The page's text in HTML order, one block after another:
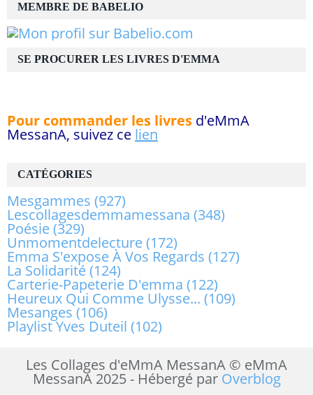
CATÉGORIES
Mesgammes (927)
Lescollagesdemmamessana (348)
Poésie(329)
Unmomentdelecture(172)
Emma S'expose À Vos Regards (127)
La Solidarité(124)
Carterie-Papeterie D'emma (122)
Heureux Qui Comme Ulysse... (109)
Mesanges (106)
Playlist Yves Duteil (102)
MEMBRE DE BABELIO
SE PROCURER LES LIVRES D'EMMA
Pour commander les livres d'eMmA
MessanA, suivez ce lien
Les Collages d'eMmA MessanA © eMmA
MessanA 2025 - Hébergé par Overblog